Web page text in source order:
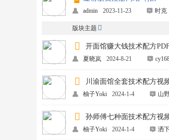
admin 2023-11-23 时克
版块主题
开面馆赚大钱技术配方
夏晓岚 2024-8-21
川渝面馆全套技术配方视
柚子Yoki 2024-1-4 山
孙师傅七种面技术配方视
柚子Yoki 2024-1-4 洒